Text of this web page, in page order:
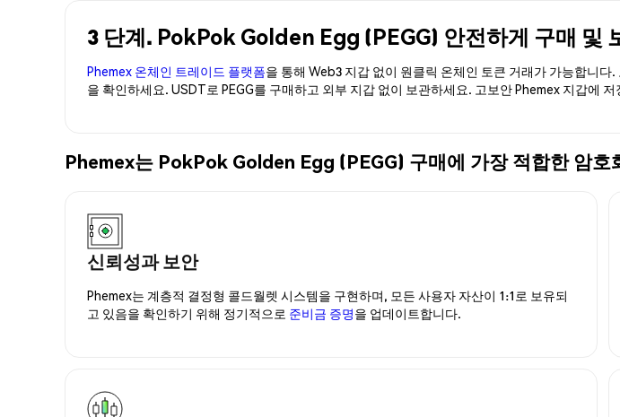
3 단계. PokPok Golden Egg (PEGG) 안전하게 구매 및
Phemex 온체인 트레이드 플랫폼을 통해 Web3 지갑 없이 원클릭 온체인 토큰 거래가 가능합니다.
을 확인하세요. USDT로 PEGG를 구매하고 외부 지갑 없이 보관하세요. 고보안 Phemex 지갑에
Phemex는 PokPok Golden Egg (PEGG) 구매에 가장 적합한 암호
신뢰성과 보안
Phemex는 계층적 결정형 콜드월렛 시스템을 구현하며, 모든 사용자 자산이 1:1로 보유되
고 있음을 확인하기 위해 정기적으로 준비금 증명을 업데이트합니다.